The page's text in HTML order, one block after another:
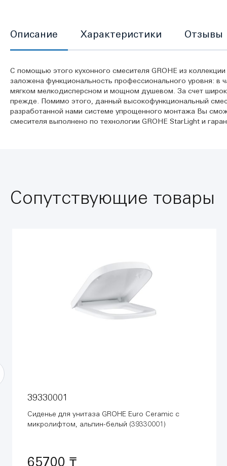
Описание
С помощью этого кухонного смесителя GROHE из
заложена функциональность профессионального уровня:
мягком мелкодисперсном и мощном душевом. За счет
прежде. Помимо этого, данный высокофункциональный
разработанной нами системе упрощенного монтажа Вы
смесителя выполнено по технологии GROHE StarLight и
Характеристики Отзывы
Сопутствующие товары
39330001
Сиденье для унитаза GROHE Euro Ceramic с
микролифтом, альпин-белый (39330001)
65700 ₸